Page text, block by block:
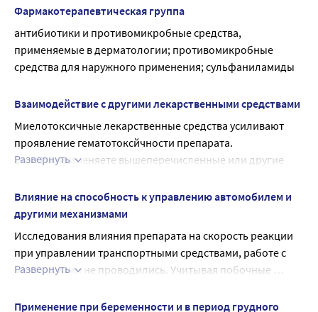
Если у Вас отмечаются побочные эффекты, указанные в
инструкции, или они усугубляются, или Вы заметили
любые другие побочные эффекты, не указанные в
инструкции, сообщите об этом врачу.
Фармакотерапевтическая группа
антибиотики и противомикробные средства,
применяемые в дерматологии; противомикробные
средства для наружного применения; сульфаниламиды
Взаимодействие с другими лекарственными средствами
Миелотоксичные лекарственные средства усиливают
проявление гематотоксйчности препарата.
Если Вы применяете вышеперечисленные или другие
безрецептурные), перед применением препарата
проконсультируйтесь с врачом.
Развернуть
Влияние на способность к управлению автомобилем и
другими механизмами
Исследования влияния препарата на скорость реакции
при управлении транспортными средствами, работе с
механизмами не проводились. Учитывая побочные
следует соблюдать осторожность при управлении
Развернуть
Применение при беременности и в период грудного